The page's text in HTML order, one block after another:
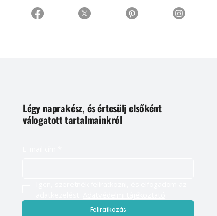
Légy naprakész, és értesülj elsőként
válogatott tartalmainkról
Feliratkozás